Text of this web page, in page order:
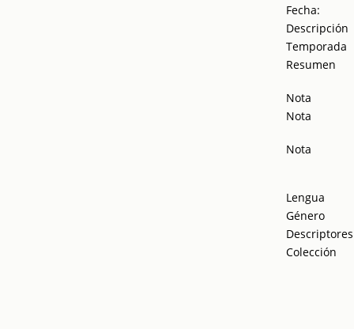
Fecha:
Descripción
Temporada
Resumen
Nota
Nota
Nota
Lengua
Género
Descriptores
Colección